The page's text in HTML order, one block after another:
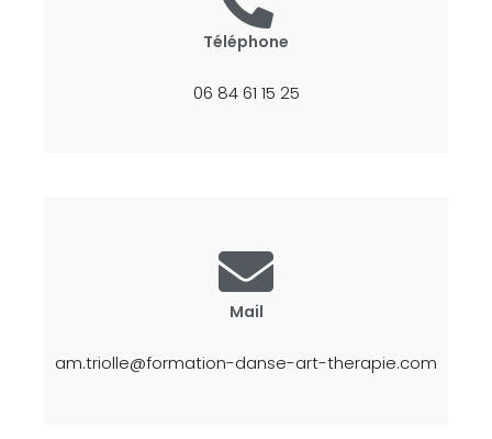
Téléphone
06 84 61 15 25
Mail
am.triolle@formation-danse-art-therapie.com